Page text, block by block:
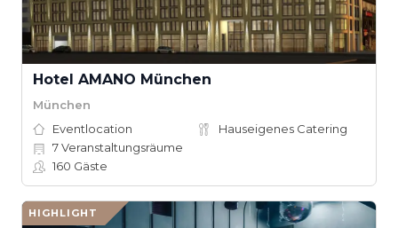
Hotel AMANO München
München
Eventlocation
Hauseigenes Catering
7Veranstaltungsräume
160 Gäste
HIGHLIGHT